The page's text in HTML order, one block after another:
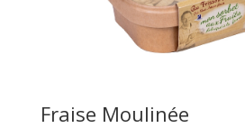
Fraise Moulinée